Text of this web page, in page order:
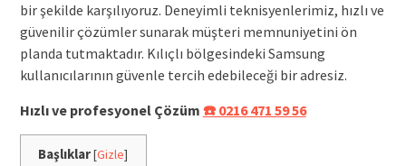
bir şekilde karşılıyoruz. Deneyimli teknisyenlerimiz, hızlı ve
güvenilir çözümler sunarak müşteri memnuniyetini ön
planda tutmaktadır. Kılıçlı bölgesindeki Samsung
kullanıcılarının güvenle tercih edebileceği bir adresiz.
Hızlı ve profesyonel Çözüm ☎️ 0216 471 59 56
Başlıklar[Gizle]